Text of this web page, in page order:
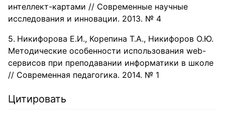
интеллект-картами // Современные научные
исследования и инновации. 2013. № 4
Никифорова Е.И., Корепина Т.А., Никифоров О.Ю.
Методические особенности использования web-
сервисов при преподавании информатики в школе
// Современная педагогика. 2014. № 1
Цитировать